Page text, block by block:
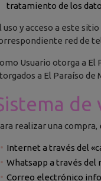
tratamiento de los
uso y acceso a este
red de
Usuario otorga a El
a El Paraíso de
de
realizar una
Internet a través del
Whatsapp a través del
Correo electrónico